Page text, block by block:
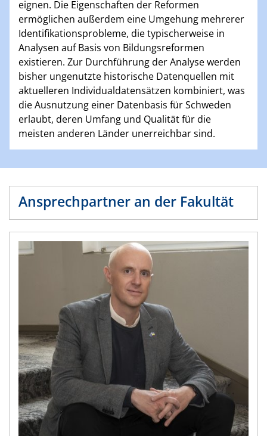
eignen. Die Eigenschaften der Reformen
ermöglichen außerdem eine Umgehung mehrerer
Identifikationsprobleme, die typischerweise in
Analysen auf Basis von Bildungsreformen
existieren. Zur Durchführung der Analyse werden
bisher ungenutzte historische Datenquellen mit
aktuelleren Individualdatensätzen kombiniert, was
die Ausnutzung einer Datenbasis für Schweden
erlaubt, deren Umfang und Qualität für die
meisten anderen Länder unerreichbar sind.
Ansprechpartner an der Fakultät